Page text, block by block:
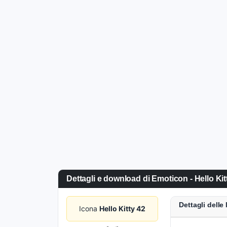
Dettagli e download di Emoticon - Hello
IconaHello Kitty 42 Dettagli delle